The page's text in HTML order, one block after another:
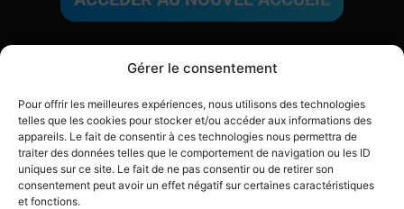
Gérer le consentement
Pour offrir les meilleures expériences, nous utilisons des technologies
telles que les cookies pour stocker et/ou accéder aux informations des
appareils. Le fait de consentir à ces technologies nous permettra de
traiter des données telles que le comportement de navigation ou les ID
uniques sur ce site. Le fait de ne pas consentir ou de retirer son
consentement peut avoir un effet négatif sur certaines caractéristiques
et fonctions.
Copyright 2026 © Tous droits réservés. Design by SCRAT